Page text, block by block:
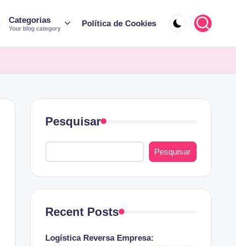
Categorias
Your blog category
Política de Cookies
Pesquisar
Pesquisar
Recent Posts
Logística Reversa Empresa: